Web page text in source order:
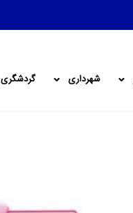
شهرداری گردشگری